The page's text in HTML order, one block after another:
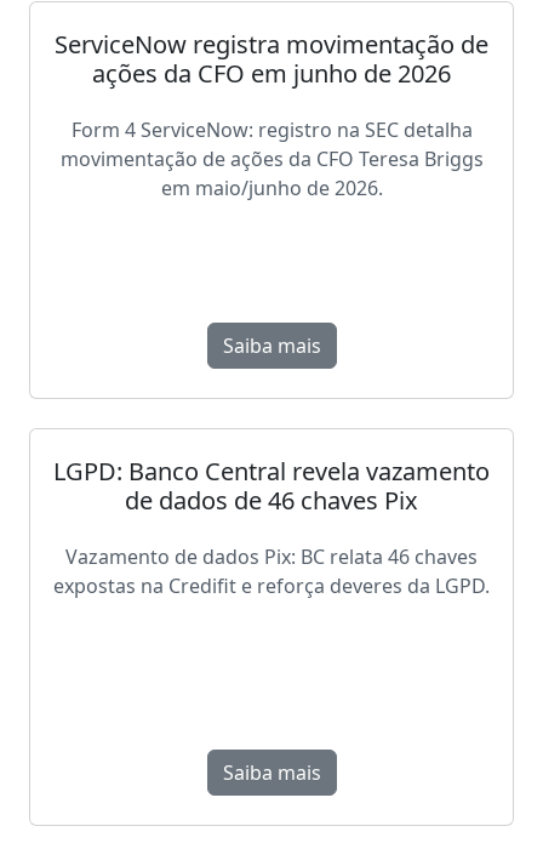
ServiceNow registra movimentação de
ações da CFO em junho de 2026
Form 4 ServiceNow: registro na SEC detalha
movimentação de ações da CFO Teresa Briggs
em maio/junho de 2026.
Saiba mais
LGPD: Banco Central revela vazamento
de dados de 46 chaves Pix
Vazamento de dados Pix: BC relata 46 chaves
expostas na Credifit e reforça deveres da LGPD.
Saiba mais